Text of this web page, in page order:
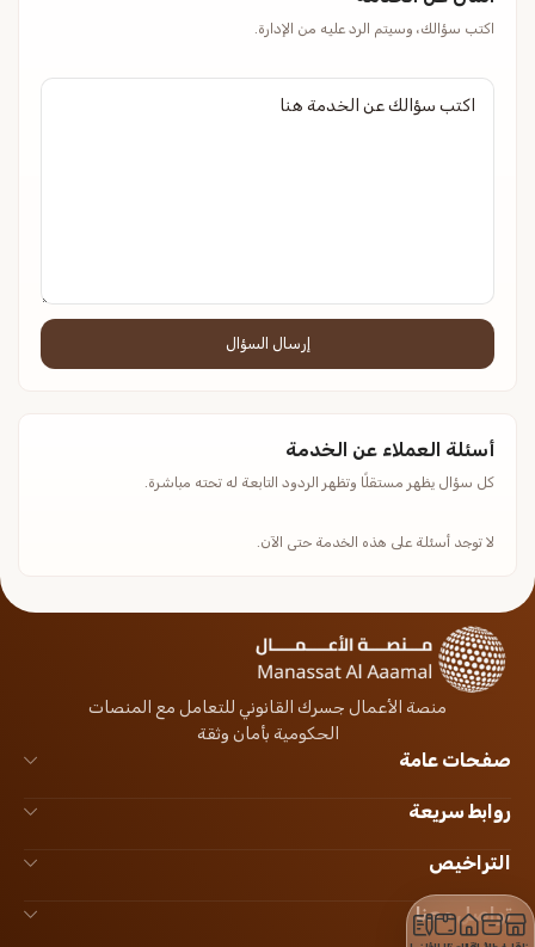
اكتب سؤالك، وسيتم الرد عليه من الإدارة.
إرسال السؤال
أسئلة العملاء عن الخدمة
كل سؤال يظهر مستقلًا وتظهر الردود التابعة له تحته مباشرة.
لا توجد أسئلة على هذه الخدمة حتى الآن.
منصة الأعمال جسرك القانوني للتعامل مع المنصات
الحكومية بأمان وثقة
صفحات عامة
روابط سريعة
التراخيص
تواصل معنا